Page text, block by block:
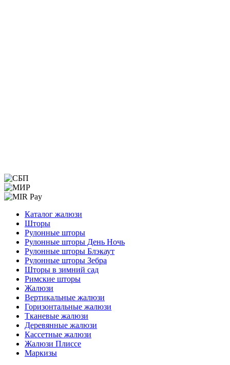
МенюКаталог жалюзи
Шторы
Рулонные шторы
Рулонные шторы День Ночь
Рулонные шторы Блэкаут
Рулонные шторы Зебра
Шторы в зимний сад
Римские шторы
Жалюзи
Вертикальные жалюзи
Горизонтальные жалюзи
Тканевые жалюзи
Деревянные жалюзи
Кассетные жалюзи
Жалюзи Плиссе
Маркизы